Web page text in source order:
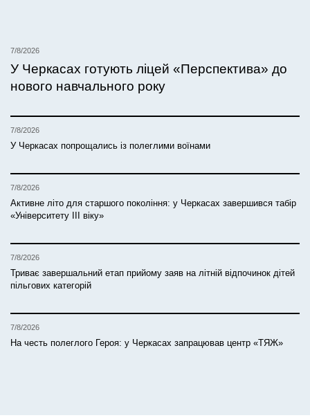
7/8/2026
У Черкасах готують ліцей «Перспектива» до
нового навчального року
7/8/2026
У Черкасах попрощались із полеглими воїнами
7/8/2026
Активне літо для старшого покоління: у Черкасах завершився табір
«Університету ІІІ віку»
7/8/2026
Триває завершальний етап прийому заяв на літній відпочинок дітей
пільгових категорій
7/8/2026
На честь полеглого Героя: у Черкасах запрацював центр «ТЯЖ»